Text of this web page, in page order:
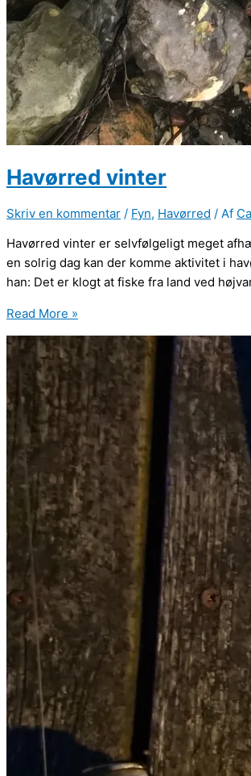
Havørred vinter
Skriv en kommentar / Fyn, Havørred / Af
Havørred vinter er selvfølgeligt meget
en solrig dag kan der komme aktivitet i
han: Det er klogt at fiske fra land ved
Havørred
Read More »